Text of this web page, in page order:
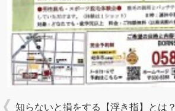
知らないと損をする【浮き指】とは？